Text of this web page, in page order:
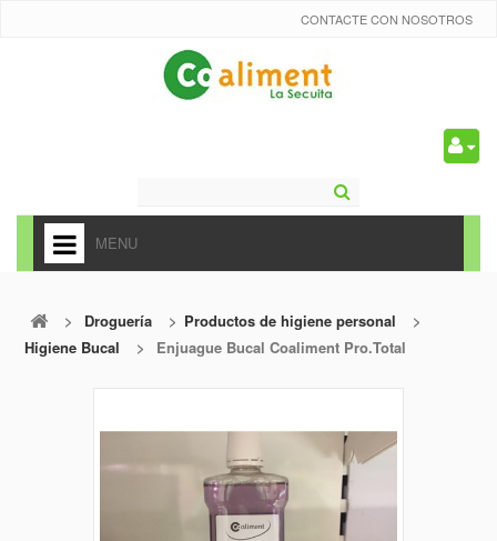
CONTACTE CON NOSOTROS
MENU
ALIMENTACIÓN
CARNICERÍA Y CHARCUTERÍA
> Droguería > Productos de higiene personal
>
Higiene Bucal
> Enjuague Bucal Coaliment Pro.Total